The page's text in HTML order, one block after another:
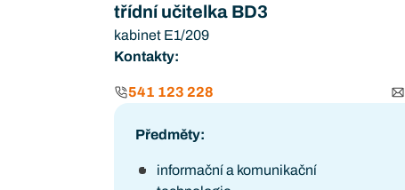
třídní učitelka BD3
kabinet E1/209
Kontakty:
541 123 228
Předměty:
informační a komunikační